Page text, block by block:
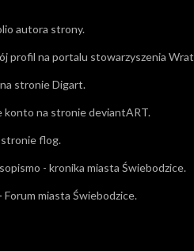
autora strony.
profil na portalu stowarzyszenia
stronie Digart.
konto na stronie deviantART.
flog.
- kronika miasta Świebodzice.
Forum miasta Świebodzice.